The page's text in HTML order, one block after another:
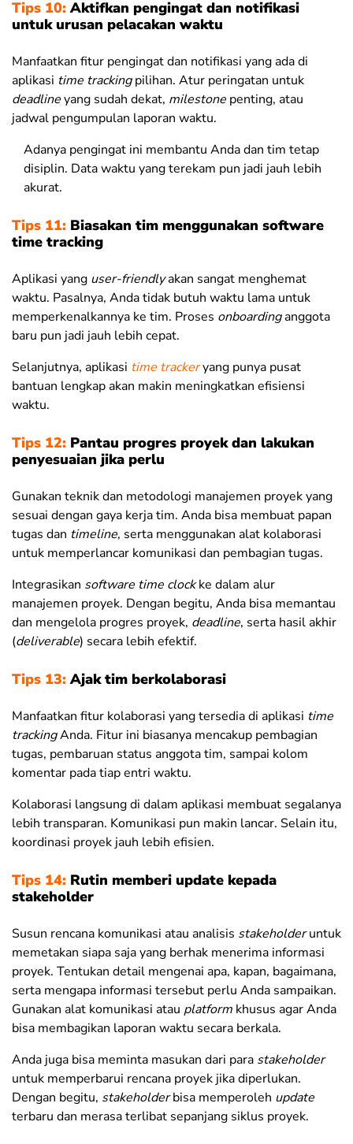
Tips 10:Aktifkan pengingat dan notifikasi
untuk urusan pelacakan waktu
Manfaatkan fitur pengingat dan notifikasi yang ada di
aplikasi time trackingpilihan. Atur peringatan untuk
deadlineyang sudah dekat, milestone penting, atau
jadwal pengumpulan laporan waktu.
Adanya pengingat ini membantu Anda dan tim tetap
disiplin. Data waktu yang terekam pun jadi jauh lebih
akurat.
Tips 11: Biasakan tim menggunakan software
time tracking
Aplikasi yang user-friendlyakan sangat menghemat
waktu. Pasalnya, Anda tidak butuh waktu lama untuk
memperkenalkannya ke tim. Proses onboardinganggota
baru pun jadi jauh lebih cepat.
Selanjutnya, aplikasi time trackeryang punya pusat
bantuan lengkap akan makin meningkatkan efisiensi
waktu.
Tips 12: Pantau progres proyek dan lakukan
penyesuaian jika perlu
Gunakan teknik dan metodologi manajemen proyek yang
sesuai dengan gaya kerja tim. Anda bisa membuat papan
tugas dan timeline, serta menggunakan alat kolaborasi
untuk memperlancar komunikasi dan pembagian tugas.
Integrasikan software time clockke dalam alur
manajemen proyek. Dengan begitu, Anda bisa memantau
dan mengelola progres proyek, deadline, serta hasil akhir
(deliverable) secara lebih efektif.
Tips 13:Ajak tim berkolaborasi
Manfaatkan fitur kolaborasi yang tersedia di aplikasi time
trackingAnda. Fitur ini biasanya mencakup pembagian
tugas, pembaruan status anggota tim, sampai kolom
komentar pada tiap entri waktu.
Kolaborasi langsung di dalam aplikasi membuat segalanya
lebih transparan. Komunikasi pun makin lancar. Selain itu,
koordinasi proyek jauh lebih efisien.
Tips 14: Rutin memberi update kepada
stakeholder
Susun rencana komunikasi atau analisis stakeholderuntuk
memetakan siapa saja yang berhak menerima informasi
proyek. Tentukan detail mengenai apa, kapan, bagaimana,
serta mengapa informasi tersebut perlu Anda sampaikan.
Gunakan alat komunikasi atau platform khusus agar Anda
bisa membagikan laporan waktu secara berkala.
Anda juga bisa meminta masukan dari para stakeholder
untuk memperbarui rencana proyek jika diperlukan.
Dengan begitu, stakeholderbisa memperoleh update
terbaru dan merasa terlibat sepanjang siklus proyek.